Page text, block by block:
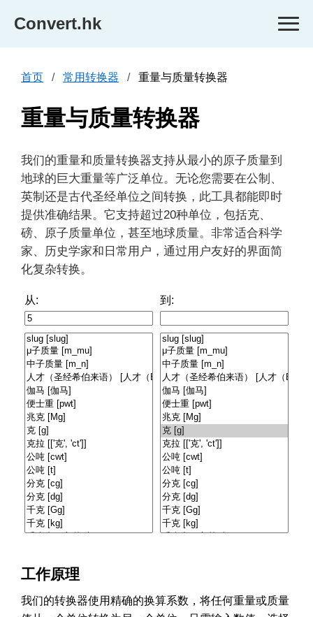
Convert.hk
首页 常用转换器 重量与质量转换器
重量与质量转换器
我们的重量和质量转换器支持从最小的原子质量到
地球的巨大重量等广泛单位。无论您需要在公制、
英制还是古代圣经单位之间转换，此工具都能即时
提供准确结果。它支持超过20种单位，包括克、
磅、原子质量单位，甚至地球质量。非常适合科学
家、历史学家和日常用户，通过用户友好的界面简
化复杂转换。
从: 到:
工作原理
我们的转换器使用精确的换算系数，将任何重量或质量